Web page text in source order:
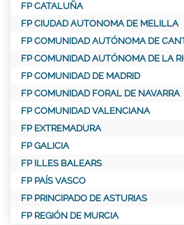
FP CATALUÑA
FP CIUDAD AUTONOMA DE MELILLA
FP COMUNIDAD AUTÓNOMA DE
FP COMUNIDAD AUTÓNOMA DE LA
FP COMUNIDAD DE MADRID
FP COMUNIDAD FORAL DE NAVARRA
FP COMUNIDAD VALENCIANA
FP EXTREMADURA
FP GALICIA
FP ILLES BALEARS
FP PAÍS VASCO
FP PRINCIPADO DE ASTURIAS
FP REGIÓN DE MURCIA